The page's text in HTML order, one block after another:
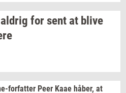
al­drig for sent at blive
​forfatter Peer Kaae håber, at